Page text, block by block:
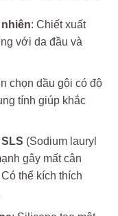
: Chiết xuất
với da đầu và
chọn dầu gội có độ
tính giúp khắc
(Sodium lauryl
gây mất cân
thể kích thích